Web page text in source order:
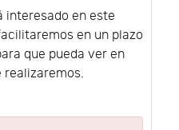
interesado en este
en un plazo
que pueda ver en
realizaremos.